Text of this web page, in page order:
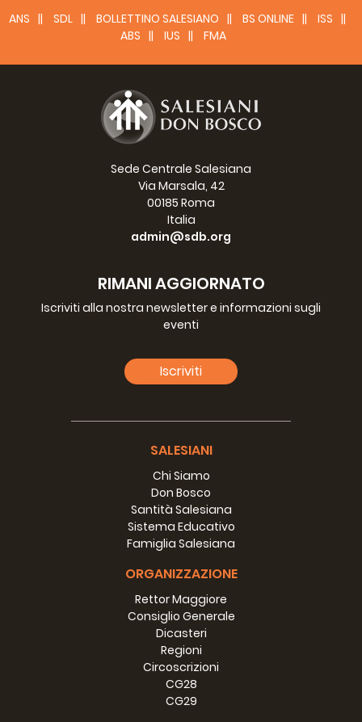
ANS SDL BOLLETTINO SALESIANO BS ONLINE
ISS
ABS
IUS FMA
Sede Centrale Salesiana
Via Marsala, 42
00185 Roma
Italia
admin@sdb.org
RIMANI AGGIORNATO
Iscriviti alla nostra newsletter e informazioni sugli
eventi
Iscriviti
SALESIANI
Chi Siamo
Don Bosco
Santità Salesiana
Sistema Educativo
Famiglia Salesiana
ORGANIZZAZIONE
Rettor Maggiore
Consiglio Generale
Dicasteri
Regioni
Circoscrizioni
CG28
CG29